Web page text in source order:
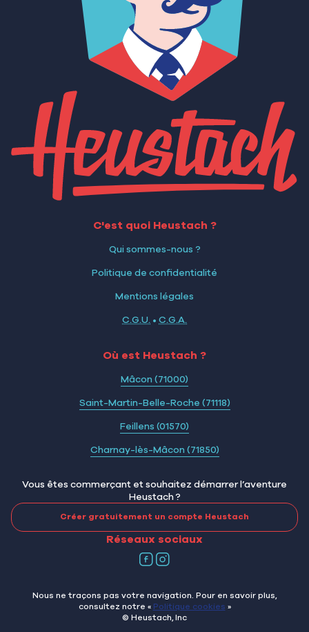
C'est quoi Heustach ?
Qui sommes-nous ?
Politique de confidentialité
Mentions légales
C.G.U. • C.G.A.
Où est Heustach ?
Mâcon (71000)
Saint-Martin-Belle-Roche (71118)
Feillens (01570)
Charnay-lès-Mâcon (71850)
Vous êtes commerçant et souhaitez démarrer l’aventure
Heustach ?
Créer gratuitement un compte Heustach
Réseaux sociaux
Nous ne traçons pas votre navigation. Pour en savoir plus,
consultez notre « Politique cookies »
© Heustach, Inc